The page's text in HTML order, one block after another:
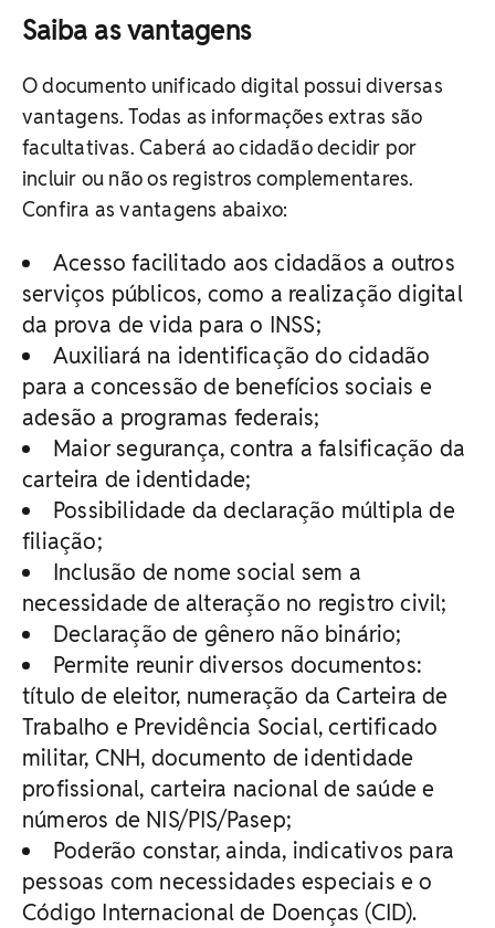
Saiba as vantagens
O documento unificado digital possui diversas
vantagens. Todas as informações extras são
facultativas. Caberá ao cidadão decidir por
incluir ou não os registros complementares.
Confira as vantagens abaixo:
Acesso facilitado aos cidadãos a outros
serviços públicos, como a realização digital
da prova de vida para o INSS;
Auxiliará na identificação do cidadão
para a concessão de benefícios sociais e
adesão a programas federais;
Maior segurança, contra a falsificação da
carteira de identidade;
Possibilidade da declaração múltipla de
filiação;
Inclusão de nome social sem a
necessidade de alteração no registro civil;
Declaração de gênero não binário;
Permite reunir diversos documentos:
título de eleitor, numeração da Carteira de
Trabalho e Previdência Social, certificado
militar, CNH, documento de identidade
profissional, carteira nacional de saúde e
números de NIS/PIS/Pasep;
Poderão constar, ainda, indicativos para
pessoas com necessidades especiais e o
Código Internacional de Doenças (CID).